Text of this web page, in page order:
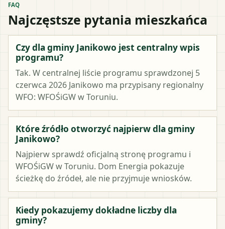
FAQ
Najczęstsze pytania mieszkańca
Czy dla gminy Janikowo jest centralny wpis
programu?
Tak. W centralnej liście programu sprawdzonej 5
czerwca 2026 Janikowo ma przypisany regionalny
WFO: WFOŚiGW w Toruniu.
Które źródło otworzyć najpierw dla gminy
Janikowo?
Najpierw sprawdź oficjalną stronę programu i
WFOŚiGW w Toruniu. Dom Energia pokazuje
ścieżkę do źródeł, ale nie przyjmuje wniosków.
Kiedy pokazujemy dokładne liczby dla
gminy?